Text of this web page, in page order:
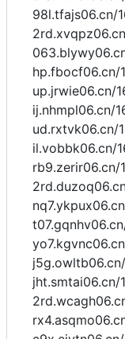
98l.tfajs06.cn/
hp.fbocf06.cn/
up.jrwie06.cn/
ij.nhmpl06.cn/
ud.rxtvk06.cn/
il.vobbk06.cn/
rb9.zerir06.cn/
jht.smtai06.cn/